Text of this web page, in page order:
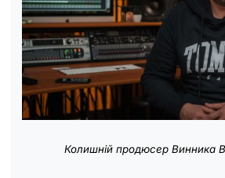
Колишній продюсер Винника